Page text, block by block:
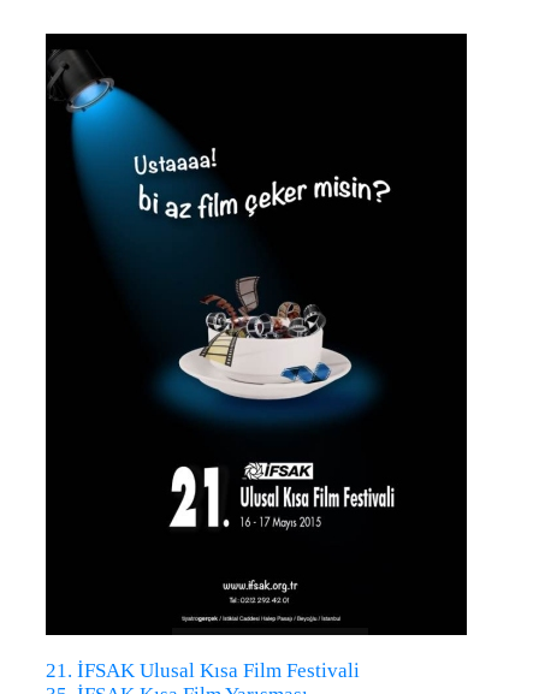
21. İFSAK Ulusal Kısa Film Festivali